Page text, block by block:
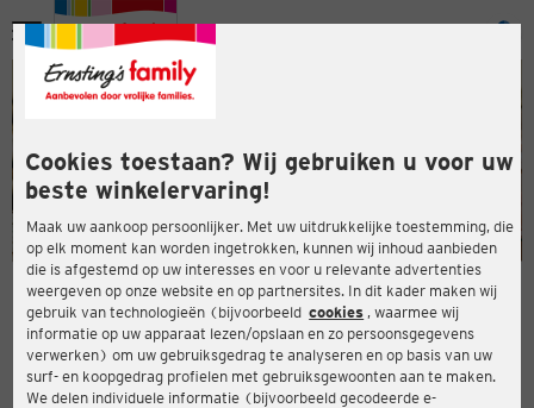
Cookies toestaan? Wij gebruiken u voor uw
beste winkelervaring!
Maak uw aankoop persoonlijker. Met uw uitdrukkelijke toestemming, die
op elk moment kan worden ingetrokken, kunnen wij inhoud aanbieden
die is afgestemd op uw interesses en voor u relevante advertenties
weergeven op onze website en op partnersites. In dit kader maken wij
gebruik van technologieën (bijvoorbeeld cookies , waarmee wij
informatie op uw apparaat lezen/opslaan en zo persoonsgegevens
verwerken) om uw gebruiksgedrag te analyseren en op basis van uw
surf- en koopgedrag profielen met gebruiksgewoonten aan te maken.
We delen individuele informatie (bijvoorbeeld gecodeerde e-
Menu
ERNSTING'S FAMILY-WINKEL
Rheindorfer Straße 48-56
40764 Langenfeld (Rheinland)